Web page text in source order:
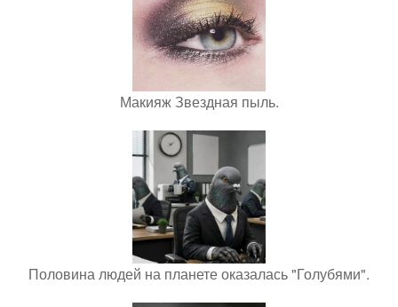
Макияж Звездная пыль.
Половина людей на планете оказалась "Голубями".